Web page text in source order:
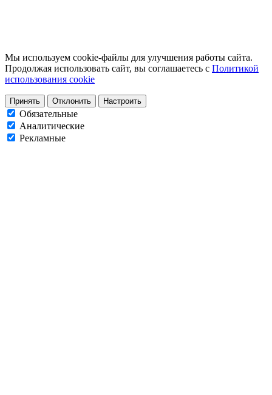
Мы используем cookie-файлы для улучшения работы сайта.
Продолжая использовать сайт, вы соглашаетесь с Политикой
использования cookie
Принять Отклонить Настроить
Обязательные
Аналитические
Рекламные